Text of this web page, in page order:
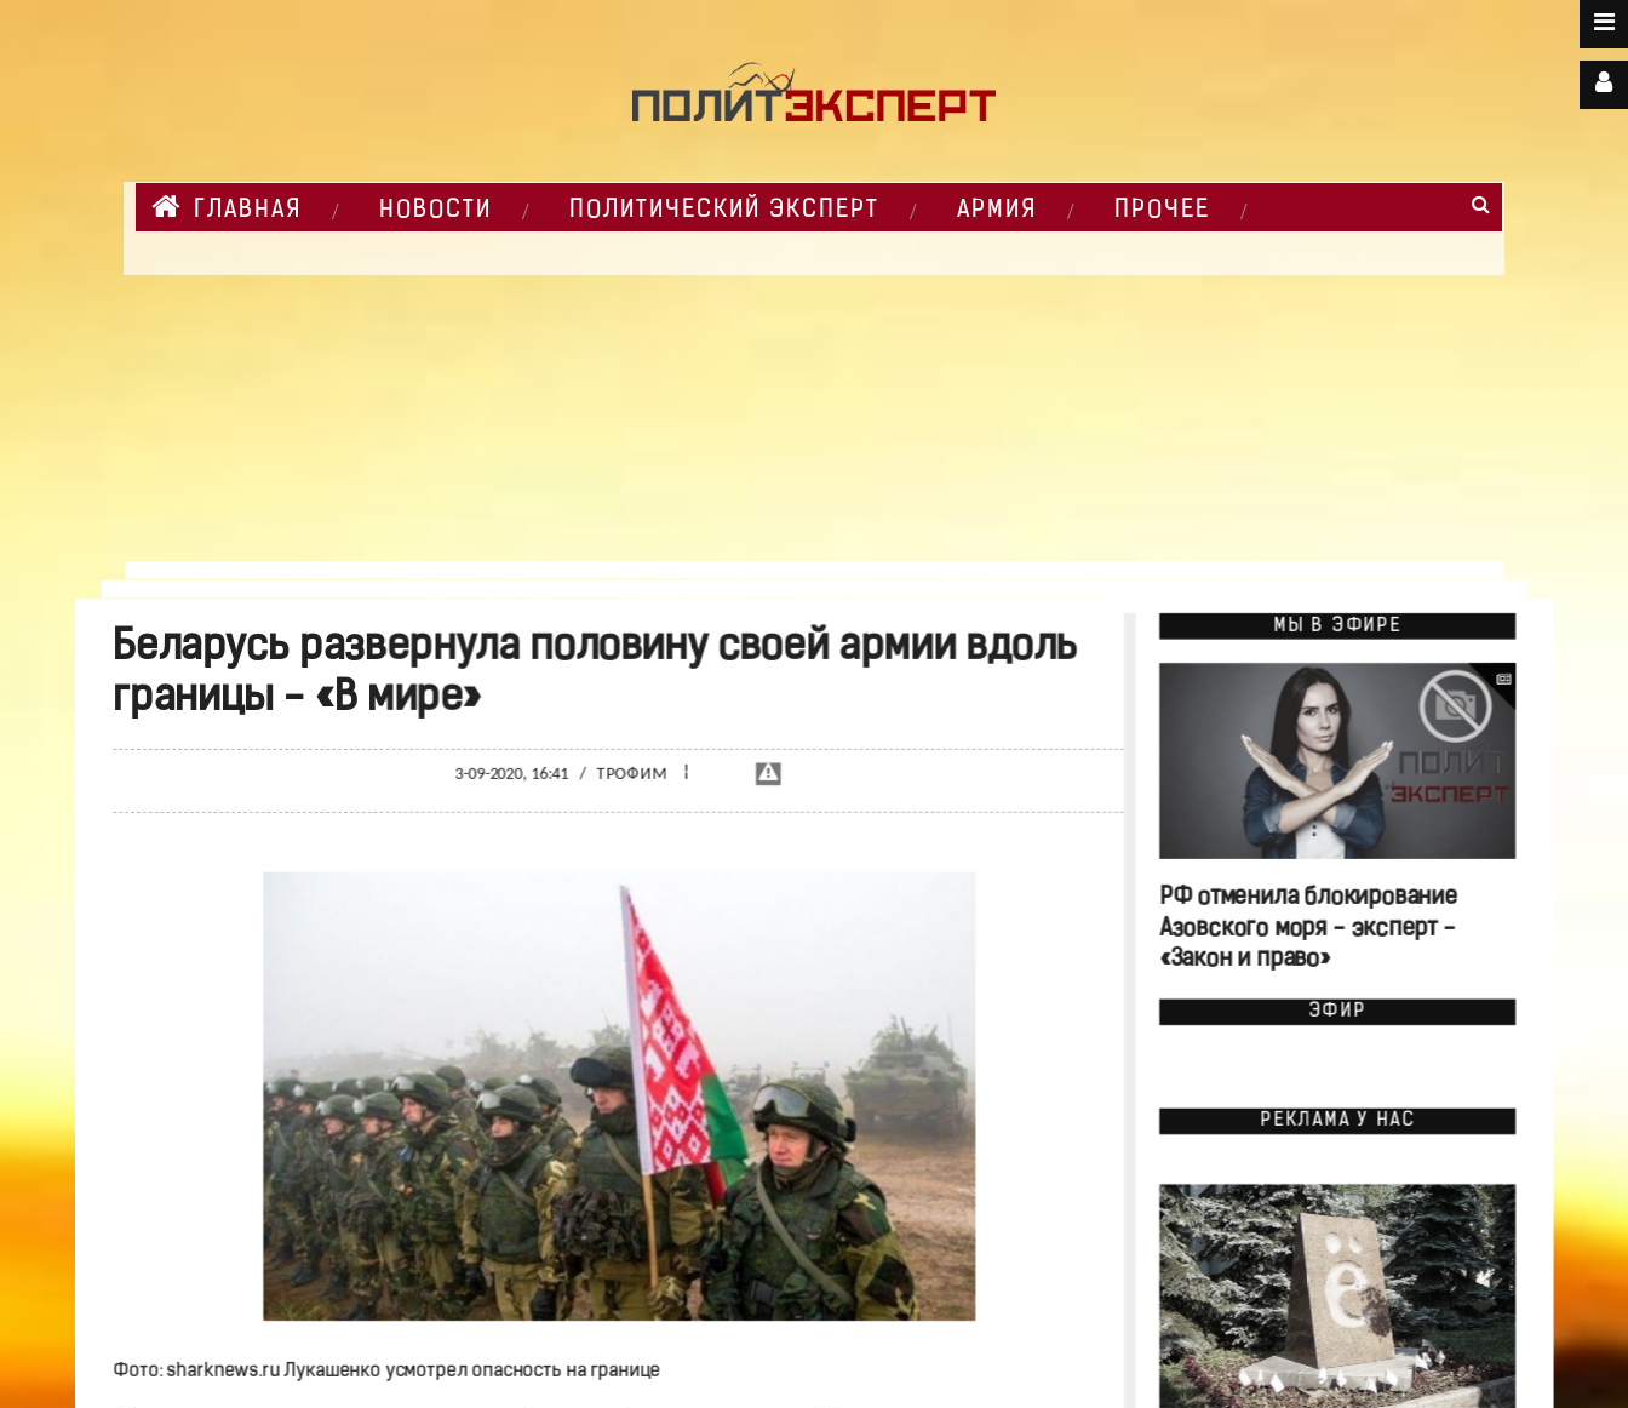
ГЛАВНАЯ НОВОСТИ ПОЛИТИЧЕСКИЙ ЭКСПЕРТ АРМИЯ ПРОЧЕЕ
Беларусь развернула половину своей армии вдоль
границы - «В мире»
3-09-2020, 16:41 / ТРОФИМ ¦
Фото: sharknews.ru Лукашенко усмотрел опасность на границе
МЫ В ЭФИРЕ
РФ отменила блокирование
Азовского моря - эксперт -
«Закон и право»
ЭФИР
РЕКЛАМА У НАС